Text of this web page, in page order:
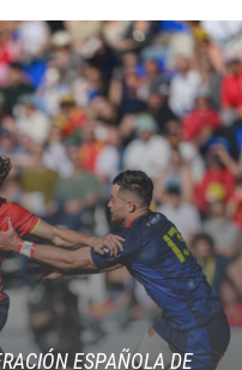
ESPAÑOLA DE